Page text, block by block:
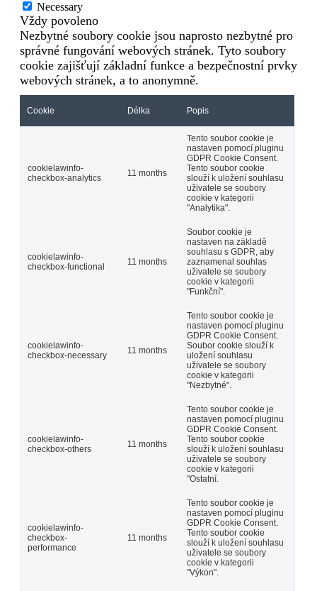
Necessary
Vždy povoleno
Nezbytné soubory cookie jsou naprosto nezbytné pro
správné fungování webových stránek. Tyto soubory
cookie zajišťují základní funkce a bezpečnostní prvky
webových stránek, a to anonymně.
Cookie Délka Popis
cookielawinfo-
checkbox-analytics
11 months
Tento soubor cookie je
nastaven pomocí pluginu
GDPR Cookie Consent.
Tento soubor cookie
slouží k uložení souhlasu
uživatele se soubory
cookie v kategorii
"Analytika".
cookielawinfo-
checkbox-functional
11 months
Soubor cookie je
nastaven na základě
souhlasu s GDPR, aby
zaznamenal souhlas
uživatele se soubory
cookie v kategorii
"Funkční".
cookielawinfo-
checkbox-necessary
11 months
Tento soubor cookie je
nastaven pomocí pluginu
GDPR Cookie Consent.
Soubor cookie slouží k
uložení souhlasu
uživatele se soubory
cookie v kategorii
"Nezbytné".
cookielawinfo-
checkbox-others
11 months
Tento soubor cookie je
nastaven pomocí pluginu
GDPR Cookie Consent.
Tento soubor cookie
slouží k uložení souhlasu
uživatele se soubory
cookie v kategorii
"Ostatní.
cookielawinfo-
checkbox-
performance
11 months
Tento soubor cookie je
nastaven pomocí pluginu
GDPR Cookie Consent.
Tento soubor cookie
slouží k uložení souhlasu
uživatele se soubory
cookie v kategorii
"Výkon".